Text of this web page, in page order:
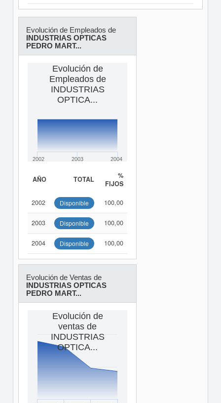
Evolución de Empleados de
INDUSTRIAS OPTICAS
PEDRO MART...
Evolución de
Empleados de
INDUSTRIAS
OPTICA...
2002 2003 2004
AÑO TOTAL
%
FIJOS
2002 Disponible 100,00
2003 Disponible 100,00
2004 Disponible 100,00
Evolución de Ventas de
INDUSTRIAS OPTICAS
PEDRO MART...
Evolución de
ventas de
INDUSTRIAS
OPTICA...